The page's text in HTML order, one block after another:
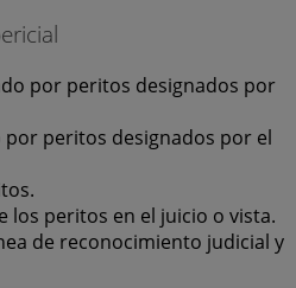
por peritos designados por
peritos designados por el
los peritos en el juicio o vista.
de reconocimiento judicial y